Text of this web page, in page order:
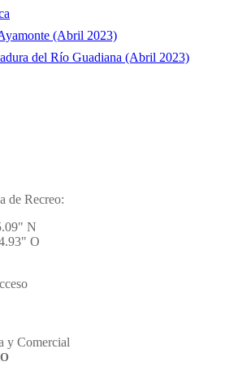
(Abril 2023)
del Río Guadiana (Abril 2023)
de Recreo:
N
O
y Comercial